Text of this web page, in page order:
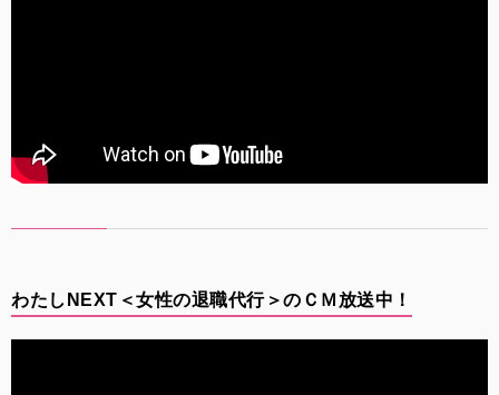
わたしNEXT＜女性の退職代行＞のＣＭ放送中！